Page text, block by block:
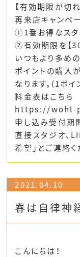
【有効期限が切
再来店キャンペー
①1番お得なスタ
②有効期限を【
いつもより多め
ポイントの購入
なります。(1ポ
料金表はこちら
https://wohl-
申し込み受付期
直接スタジオ、
希望｣とご連絡く
2021.04.10
春は自律神
こんにちは！